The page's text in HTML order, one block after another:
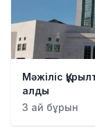
Мәжіліс
алды
3 ай бұрын